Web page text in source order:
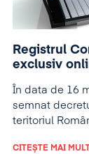
Registrul
exclusiv
În data de 16
semnat
teritoriul
CITEȘTE MAI MULT